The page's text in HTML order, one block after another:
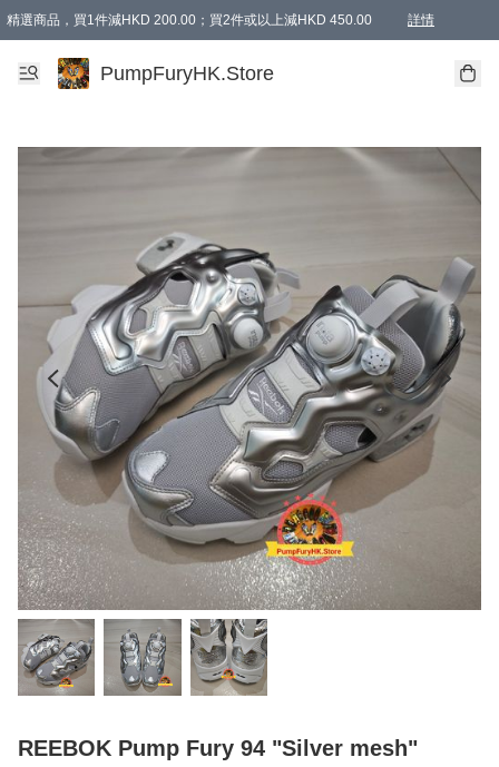
精選商品，買1件減HKD 200.00；買2件或以上減HKD 450.00 詳情
AAPE商品,會員專享9折或以上（按會員等級）AAPE products, members can
精選商品，任選買2件或以上減HKD 100.00
購物滿 HKD 800.00即享免運費優惠！（適用於 特定的送貨方式 )
PumpFuryHK.Store
REEBOK Pump Fury 94 "Silver mesh"